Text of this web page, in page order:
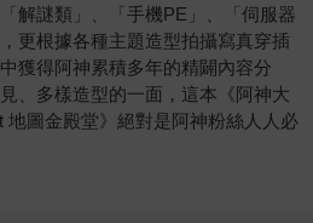
解謎類」、「手機PE」、「伺服器
更根據各種主題造型拍攝寫真穿插
獲得阿神累積多年的精闢內容分
、多樣造型的一面，這本《阿神大
地圖金殿堂》絕對是阿神粉絲人人必